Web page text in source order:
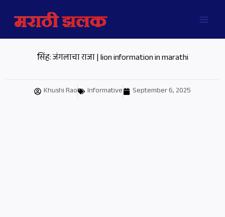
content
सिंह: जंगलाचा राजा | lion information in marathi
Khushi Rao Informative September 6, 2025